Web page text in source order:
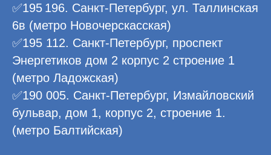
✅195 196. Санкт-Петербург, ул. Таллинская
6в (метро Новочерскасская)
✅195 112. Санкт-Петербург, проспект
Энергетиков дом 2 корпус 2 строение 1
(метро Ладожская)
✅190 005. Санкт-Петербург, Измайловский
бульвар, дом 1, корпус 2, строение 1.
(метро Балтийская)